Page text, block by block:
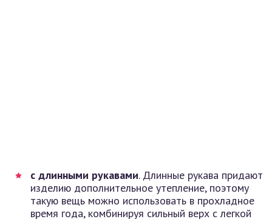
с длинными рукавами. Длинные рукава придают
изделию дополнительное утепление, поэтому
такую вещь можно использовать в прохладное
время года, комбинируя сильный верх с легкой